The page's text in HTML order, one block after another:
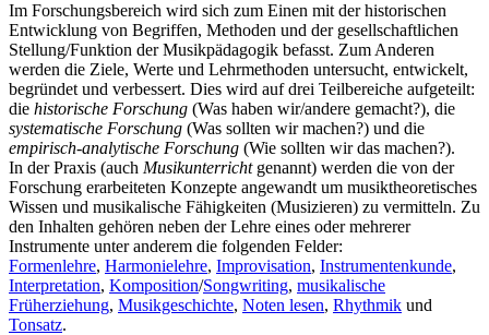
Im Forschungsbereich wird sich zum Einen mit der historischen
Entwicklung von Begriffen, Methoden und der gesellschaftlichen
Stellung/Funktion der Musikpädagogik befasst. Zum Anderen
werden die Ziele, Werte und Lehrmethoden untersucht, entwickelt,
begründet und verbessert. Dies wird auf drei Teilbereiche aufgeteilt:
die historische Forschung (Was haben wir/andere gemacht?), die
systematische Forschung (Was sollten wir machen?) und die
empirisch-analytische Forschung (Wie sollten wir das machen?).
In der Praxis (auch Musikunterrichtgenannt) werden die von der
Forschung erarbeiteten Konzepte angewandt um musiktheoretisches
Wissen und musikalische Fähigkeiten (Musizieren) zu vermitteln. Zu
den Inhalten gehören neben der Lehre eines oder mehrerer
Instrumente unter anderem die folgenden Felder:
Formenlehre, Harmonielehre, Improvisation, Instrumentenkunde,
Interpretation, Komposition/Songwriting, musikalische
Früherziehung, Musikgeschichte, Noten lesen, Rhythmik und
Tonsatz.